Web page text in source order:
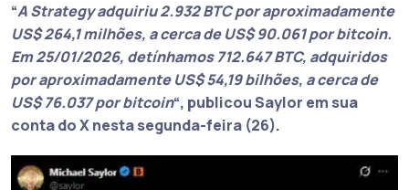
“A Strategy adquiriu 2.932 BTC por aproximadamente
US$ 264,1 milhões, a cerca de US$ 90.061 por bitcoin.
Em 25/01/2026, detínhamos 712.647 BTC, adquiridos
por aproximadamente US$ 54,19 bilhões, a cerca de
US$ 76.037 por bitcoin“, publicou Saylor em sua
conta do X nesta segunda-feira (26).